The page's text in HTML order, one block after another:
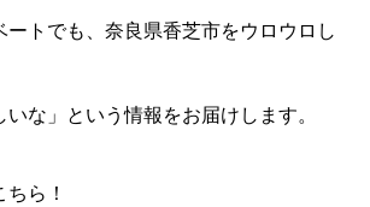
ートでも、奈良県香芝市をウロウロし
いな」という情報をお届けします。
ら！